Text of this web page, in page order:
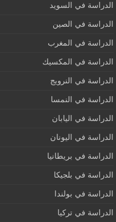
الدراسة في السويد
الدراسة في الصين
الدراسة في المغرب
الدراسة في المكسيك
الدراسة في النرويج
الدراسة في النمسا
الدراسة في اليابان
الدراسة في اليونان
الدراسة في بريطانيا
الدراسة في بلجيكا
الدراسة في بولندا
الدراسة في تركيا